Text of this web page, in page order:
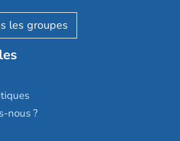
d'or
services Villa Médicis
Services
nous ?